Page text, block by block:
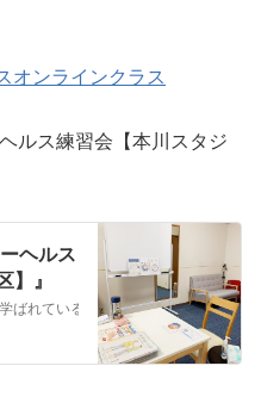
オンラインクラス
ルス練習会【本川スタジ
ヘルス
】』
ばれている方の練習会をします 当